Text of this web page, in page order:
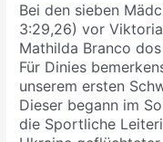
Bei den sieben
3:29,26) vor
Mathilda Branco
Für Dinies
unserem ersten
Dieser begann im
die Sportliche